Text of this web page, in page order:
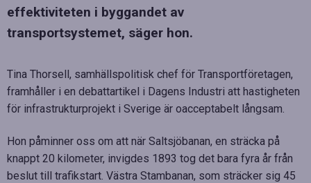
effektiviteten i byggandet av
transportsystemet, säger hon.
Tina Thorsell, samhällspolitisk chef för Transportföretagen,
framhåller i en debattartikel i Dagens Industri att hastigheten
för infrastrukturprojekt i Sverige är oacceptabelt långsam.
Hon påminner oss om att när Saltsjöbanan, en sträcka på
knappt 20 kilometer, invigdes 1893 tog det bara fyra år från
beslut till trafikstart. Västra Stambanan, som sträcker sig 45